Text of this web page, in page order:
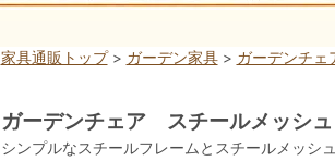
家具通販トップ> ガーデン家具> ガーデンチェ
ガーデンチェア スチールメッシ
シンプルなスチールフレームとスチールメッシ